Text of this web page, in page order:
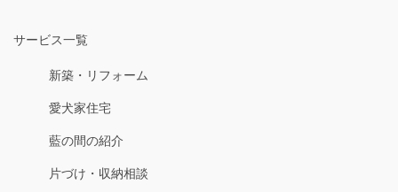
サービス一覧
新築・リフォーム
愛犬家住宅
藍の間の紹介
片づけ・収納相談